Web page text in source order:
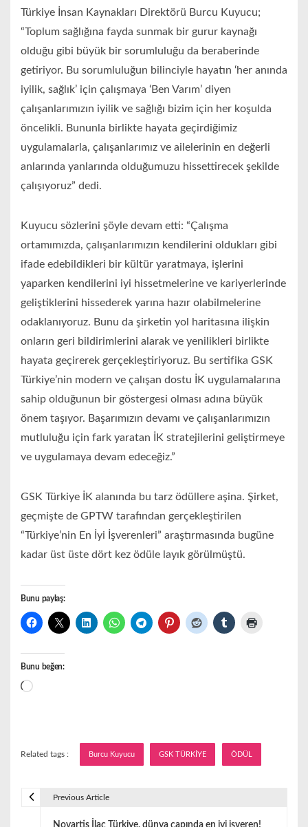
Türkiye İnsan Kaynakları Direktörü Burcu Kuyucu;
“Toplum sağlığına fayda sunmak bir gurur kaynağı
olduğu gibi büyük bir sorumluluğu da beraberinde
getiriyor. Bu sorumluluğun bilinciyle hayatın ‘her anında
iyilik, sağlık’ için çalışmaya ‘Ben Varım’ diyen
çalışanlarımızın iyilik ve sağlığı bizim için her koşulda
öncelikli. Bununla birlikte hayata geçirdiğimiz
uygulamalarla, çalışanlarımız ve ailelerinin en değerli
anlarında yanlarında olduğumuzu hissettirecek şekilde
çalışıyoruz” dedi.
Kuyucu sözlerini şöyle devam etti: “Çalışma
ortamımızda, çalışanlarımızın kendilerini oldukları gibi
ifade edebildikleri bir kültür yaratmaya, işlerini
yaparken kendilerini iyi hissetmelerine ve kariyerlerinde
geliştiklerini hissederek yarına hazır olabilmelerine
odaklanıyoruz. Bunu da şirketin yol haritasına ilişkin
onların geri bildirimlerini alarak ve yenilikleri birlikte
hayata geçirerek gerçekleştiriyoruz. Bu sertifika GSK
Türkiye’nin modern ve çalışan dostu İK uygulamalarına
sahip olduğunun bir göstergesi olması adına büyük
önem taşıyor. Başarımızın devamı ve çalışanlarımızın
mutluluğu için fark yaratan İK stratejilerini geliştirmeye
ve uygulamaya devam edeceğiz.”
GSK Türkiye İK alanında bu tarz ödüllere aşina. Şirket,
geçmişte de GPTW tarafından gerçekleştirilen
“Türkiye’nin En İyi İşverenleri” araştırmasında bugüne
kadar üst üste dört kez ödüle layık görülmüştü.
Bunu paylaş:
Bunu beğen:
Yükleniyor...
Related tags : Burcu Kuyucu GSK TÜRKİYE ÖDÜL
Previous Article